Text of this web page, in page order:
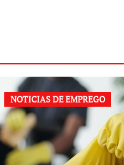
NOTICIAS DE EMPREGO